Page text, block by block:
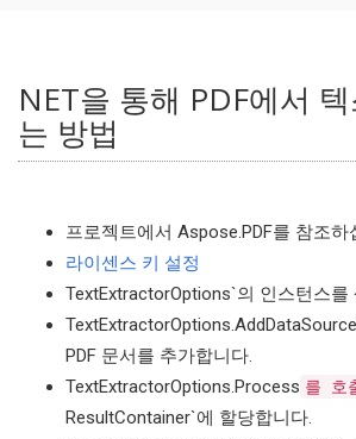
NET을 통해 PDF에서
는 방법
프로젝트에서 Aspose.PDF를 참조하
라이센스 키 설정
TextExtractorOptions`의 인스턴스를
PDF 문서를 추가합니다.
TextExtractorOptions.Process 를 호
ResultContainer`에 할당합니다.